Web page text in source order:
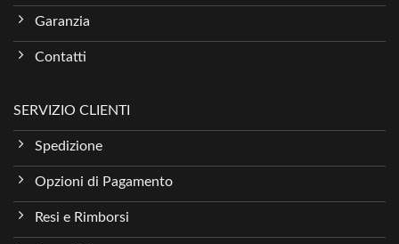
Garanzia
Contatti
SERVIZIO CLIENTI
Spedizione
Opzioni di Pagamento
Resi e Rimborsi